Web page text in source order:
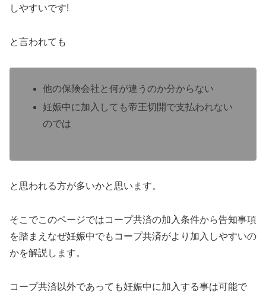
しやすいです!
と言われても
他の保険会社と何が違うのか分からない
妊娠中に加入しても帝王切開で支払われない
のでは
と思われる方が多いかと思います。
そこでこのページではコープ共済の加入条件から告知事項
を踏まえなぜ妊娠中でもコープ共済がより加入しやすいの
かを解説します。
コープ共済以外であっても妊娠中に加入する事は可能で